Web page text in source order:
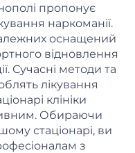
пропонує
наркоманії.
оснащений
відновлення
Сучасні методи та
лікування
клініки
Обираючи
стаціонарі, ви
з